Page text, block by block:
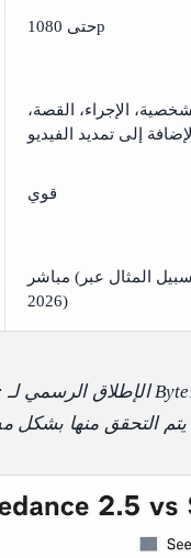
حتى 1080p
الإجراء، القصة،
إلى تمديد الفيديو
قوي
مباشر (على سبيل المثال عبر fal، أبريل
2026)